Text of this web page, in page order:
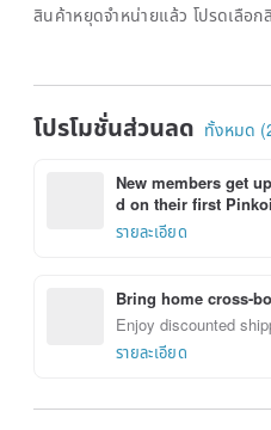
สินค้าหยุดจำหน่ายแล้ว โปรดเลือ
โปรโมชั่นส่วนลด ทั้งหมด
New members get
d on their first
รายละเอียด
Bring home cross-
Enjoy discounted
รายละเอียด